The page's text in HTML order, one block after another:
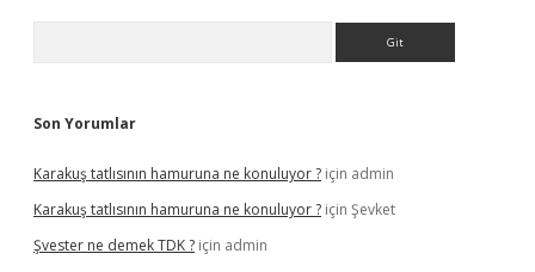
Son Yorumlar
Karakuş tatlısının hamuruna ne konuluyor ? için admin
Karakuş tatlısının hamuruna ne konuluyor ? için Şevket
Şvester ne demek TDK ? için admin